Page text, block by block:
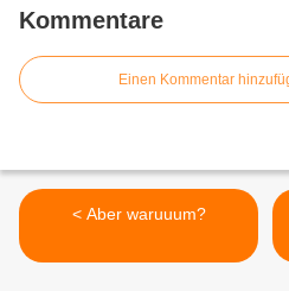
Kommentare
Einen Kommentar
< Aber waruuum?